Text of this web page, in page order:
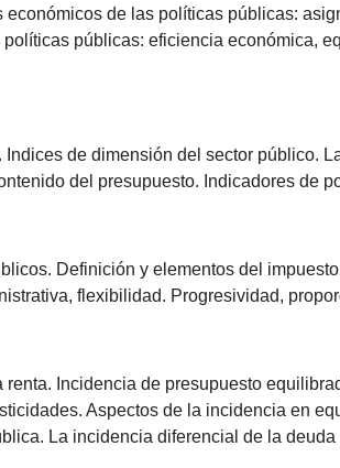
de las políticas públicas:
públicas: eficiencia económica,
de dimensión del sector público.
del presupuesto. Indicadores de
Definición y elementos del
flexibilidad. Progresividad,
Incidencia de presupuesto
Aspectos de la incidencia en
La incidencia diferencial de la